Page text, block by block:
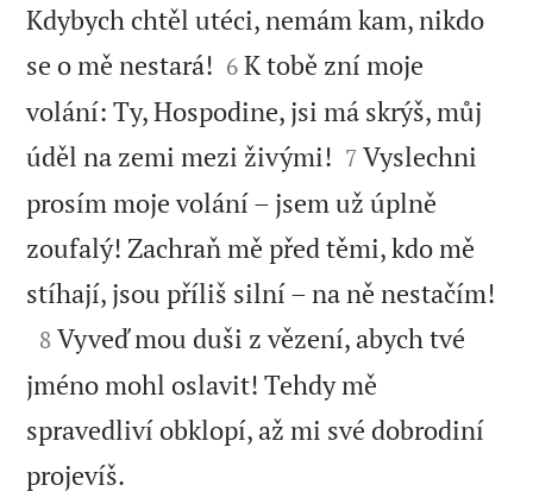
Kdybych chtěl utéci, nemám kam, nikdo
se o mě nestará! 

6 K tobě zní moje
volání: Ty, Hospodine, jsi má skrýš, můj
úděl na zemi mezi živými! 

7 Vyslechni
prosím moje volání – jsem už úplně
zoufalý! Zachraň mě před těmi, kdo mě
stíhají, jsou příliš silní – na ně nestačím!

8 Vyveď mou duši z vězení, abych tvé
jméno mohl oslavit! Tehdy mě
spravedliví obklopí, až mi své dobrodiní
projevíš.